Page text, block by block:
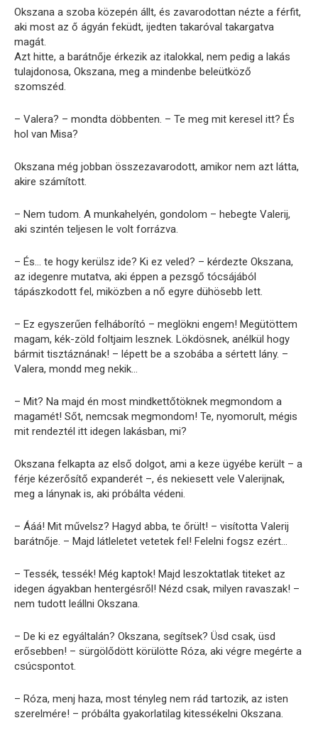
Okszana a szoba közepén állt, és zavarodottan nézte a férfit,
aki most az ő ágyán feküdt, ijedten takaróval takargatva
magát.
Azt hitte, a barátnője érkezik az italokkal, nem pedig a lakás
tulajdonosa, Okszana, meg a mindenbe beleütköző
szomszéd.
– Valera? – mondta döbbenten. – Te meg mit keresel itt? És
hol van Misa?
Okszana még jobban összezavarodott, amikor nem azt látta,
akire számított.
– Nem tudom. A munkahelyén, gondolom – hebegte Valerij,
aki szintén teljesen le volt forrázva.
– És… te hogy kerülsz ide? Ki ez veled? – kérdezte Okszana,
az idegenre mutatva, aki éppen a pezsgő tócsájából
tápászkodott fel, miközben a nő egyre dühösebb lett.
– Ez egyszerűen felháborító – meglökni engem! Megütöttem
magam, kék-zöld foltjaim lesznek. Lökdösnek, anélkül hogy
bármit tisztáznának! – lépett be a szobába a sértett lány. –
Valera, mondd meg nekik…
– Mit? Na majd én most mindkettőtöknek megmondom a
magamét! Sőt, nemcsak megmondom! Te, nyomorult, mégis
mit rendeztél itt idegen lakásban, mi?
Okszana felkapta az első dolgot, ami a keze ügyébe került – a
férje kézerősítő expanderét –, és nekiesett vele Valerijnak,
meg a lánynak is, aki próbálta védeni.
– Ááá! Mit művelsz? Hagyd abba, te őrült! – visította Valerij
barátnője. – Majd látleletet vetetek fel! Felelni fogsz ezért…
– Tessék, tessék! Még kaptok! Majd leszoktatlak titeket az
idegen ágyakban hentergésről! Nézd csak, milyen ravaszak! –
nem tudott leállni Okszana.
– De ki ez egyáltalán? Okszana, segítsek? Üsd csak, üsd
erősebben! – sürgölődött körülötte Róza, aki végre megérte a
csúcspontot.
– Róza, menj haza, most tényleg nem rád tartozik, az isten
szerelmére! – próbálta gyakorlatilag kitessékelni Okszana.